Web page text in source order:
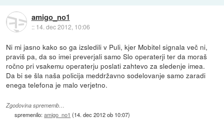
amigo_no1
:: 14. dec 2012, 10:06
Ni mi jasno kako so ga izsledili v Puli, kjer Mobitel signala več ni,
praviš pa, da so imei preverjali samo Slo operaterji ter da moraš
ročno pri vsakemu operaterju poslati zahtevo za sledenje imea.
Da bi se šla naša policija meddržavno sodelovanje samo zaradi
enega telefona je malo verjetno.
Zgodovina sprememb…
spremenilo:amigo_no1 (14. dec 2012 ob 10:07)